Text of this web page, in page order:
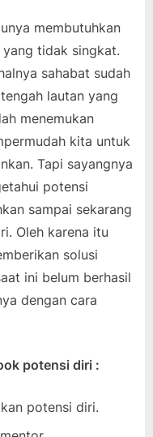
membutuhkan
tidak singkat.
sahabat sudah
lautan yang
menemukan
kita untuk
Tapi sayangnya
potensi
sampai sekarang
Oleh karena itu
solusi
ini belum berhasil
dengan cara
potensi diri :
potensi diri.